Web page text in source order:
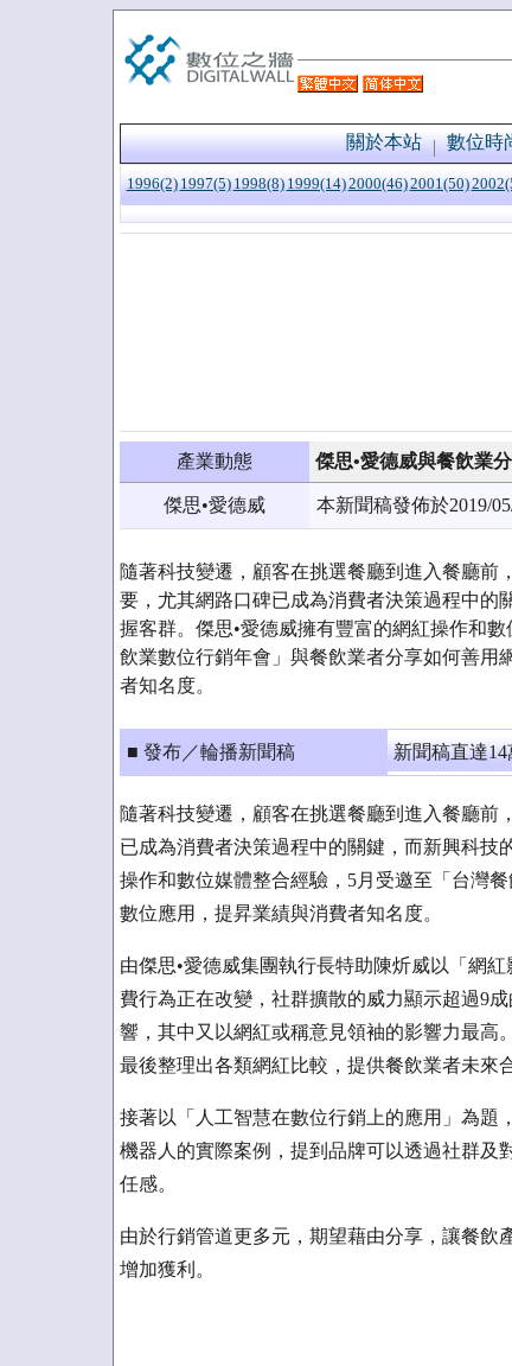
關於本站 數位時
1996(2) 1997(5) 1998(8) 1999(14)2000(46)2001(50)
產業動態 傑思•愛德威與餐飲業
傑思•愛德威 本新聞稿發佈於2019/
隨著科技變遷，顧客在挑選餐廳到進入餐廳前
要，尤其網路口碑已成為消費者決策過程中的
握客群。傑思•愛德威擁有豐富的網紅操作和
飲業數位行銷年會」與餐飲業者分享如何善用
者知名度。
■ 發布／輪播新聞稿 新聞稿直達
隨著科技變遷，顧客在挑選餐廳到進入餐廳前
已成為消費者決策過程中的關鍵，而新興科技
操作和數位媒體整合經驗，5月受邀至「台灣
數位應用，提昇業績與消費者知名度。
由傑思•愛德威集團執行長特助陳炘威以「網
費行為正在改變，社群擴散的威力顯示超過9
響，其中又以網紅或稱意見領袖的影響力最高
最後整理出各類網紅比較，提供餐飲業者未來
接著以「人工智慧在數位行銷上的應用」為題
機器人的實際案例，提到品牌可以透過社群及
任感。
由於行銷管道更多元，期望藉由分享，讓餐飲
增加獲利。